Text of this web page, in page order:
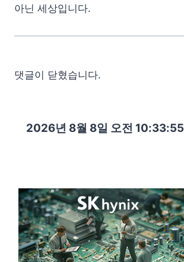
아닌 세상입니다.
댓글이 닫혔습니다.
2026년 8월 8일 오전 10:33:57